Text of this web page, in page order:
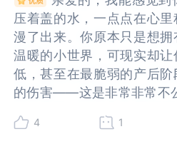
婆而不当妈。与其期待婆
的爱，不如清醒地认清她
感”不是冷漠，而是一种自
失望，反而能让关系更轻
改变别人，而是调整自己的
是家庭中的“有限存在”，
但也不必成为你的敌
婆而不当妈。与其期待婆
的爱，不如清醒地认清她
感”不是冷漠，而是一种自
失望，反而能让关系更轻
改变别人，而是调整自己的
是家庭中的“有限存在”，
但也不必成为你的敌
大概跟你自己的成长经历
的期待，你对自己作为儿媳
等有关，导致你的愤怒、
只好转向了自己。这个需
二，不要对公婆有任何的
说到了你以前真的把婆婆
情。但她还是贬低你。有可
己的成长经历，你的性格
对自己作为儿媳的期待，缺
致你的愤怒、期待、认可
自己。这个需要专业人士
婆有任何的期待。你在问
真的把婆婆当亲人，为她做
低你。有可能她只是贬低任
通的时候可以约好一些基
对方的感受和需要，不带指
关怀。还可以根据自己的感
界，比如你意识到有哪些
绪，可有意识地减少涉入
自在，可以保留来维持礼貌
要婆婆帮忙带孩子，确实比
可以约好一些基本原则，
受和需要，不带指责和评判
可以根据自己的感受来调整
你意识到有哪些话题或场
识地减少涉入；哪些互动
保留来维持礼貌的相处。如
带孩子，确实比较难拉开距
惯性的贬低，或者说更偏
了的理由，就是重男轻女
个婆婆对待我们的态度，
是一样的区分婆婆对我们
关系，还是由于她更喜欢
果说是前者，我们就需要去
定的区别的，如果是后者，
是因为我们不是她生的而疏
贬低，或者说更偏向儿子
由，就是重男轻女我们需
对待我们的态度，是不是
的区分婆婆对我们不好，
还是由于她更喜欢男孩子
前者，我们就需要去区分婆
别的，如果是后者，我们就
我们不是她生的而疏远我们
压着盖的水，一点点在心
漫了出来。你原本只是想
温暖的小世界，可现实却
低，甚至在最脆弱的产后
的伤害——这是非常非常不
往？”的犹豫，我都听见
压着盖的水，一点点在心
漫了出来。你原本只是想
温暖的小世界，可现实却
低，甚至在最脆弱的产后
的伤害——这是非常非常不
往？”的犹豫，我都听见
4 1